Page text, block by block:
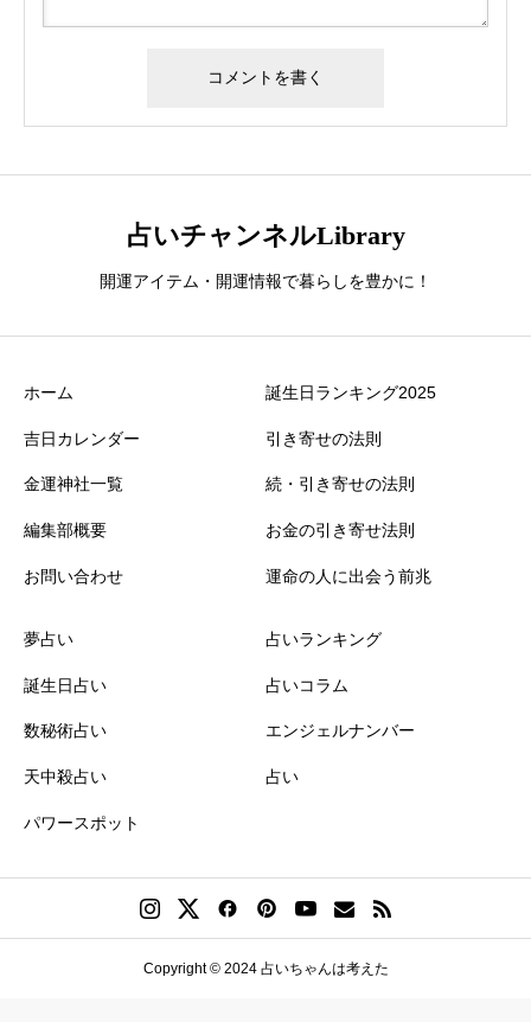
占いチャンネルLibrary
開運アイテム・開運情報で暮らしを豊かに！
ホーム
吉日カレンダー
金運神社一覧
編集部概要
お問い合わせ
誕生日ランキング2025
引き寄せの法則
続・引き寄せの法則
お金の引き寄せ法則
運命の人に出会う前兆
夢占い
誕生日占い
数秘術占い
天中殺占い
パワースポット
占いランキング
占いコラム
エンジェルナンバー
占い
Copyright © 2024 占いちゃんは考えた